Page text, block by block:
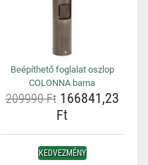
Beépíthető foglalat oszlop
COLONNA barna
209990 Ft166841,23
Ft
KEDVEZMÉNY